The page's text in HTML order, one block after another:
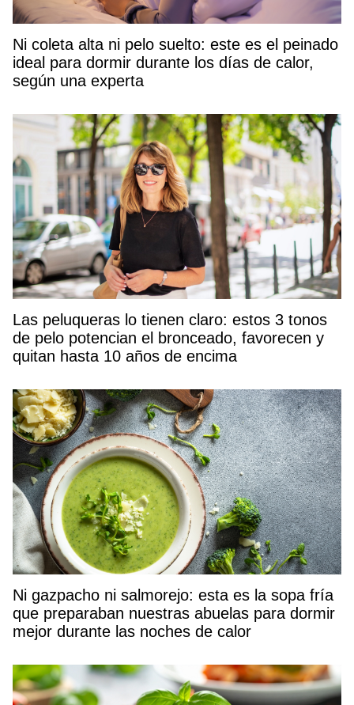
Ni coleta alta ni pelo suelto: este es el peinado
ideal para dormir durante los días de calor,
según una experta
Las peluqueras lo tienen claro: estos 3 tonos
de pelo potencian el bronceado, favorecen y
quitan hasta 10 años de encima
Ni gazpacho ni salmorejo: esta es la sopa fría
que preparaban nuestras abuelas para dormir
mejor durante las noches de calor